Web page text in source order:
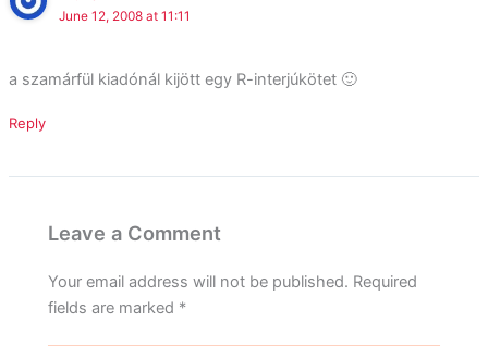
June 12, 2008 at 11:11
a szamárfül kiadónál kijött egy R-interjúkötet 🙂
Reply
Leave a Comment
Your email address will not be published. Required
fields are marked *